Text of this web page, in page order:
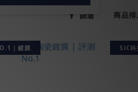
篩選 商品排
｜鍍膜 SiC